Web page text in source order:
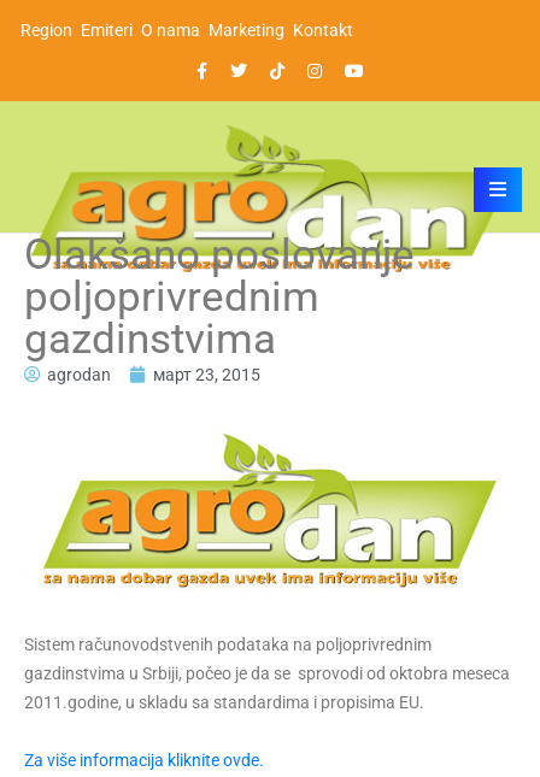
Region Emiteri O nama Marketing Kontakt
Olakšano poslovanje
poljoprivrednim
gazdinstvima
agrodan март 23, 2015
Sistem računovodstvenih podataka na poljoprivrednim
gazdinstvima u Srbiji, počeo je da se sprovodi od oktobra meseca
2011.godine, u skladu sa standardima i propisima EU.
Za više informacija kliknite ovde.